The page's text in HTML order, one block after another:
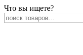
Что вы ищете?